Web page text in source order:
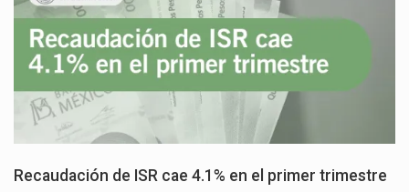
Recaudación de ISR cae 4.1% en el primer trimestre